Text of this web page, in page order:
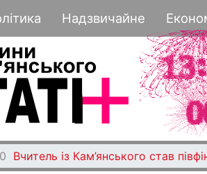
навигация
Надзвичайне
Вчитель із Кам’янського став